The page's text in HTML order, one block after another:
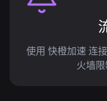
使用 快橙加速 连
火墙限